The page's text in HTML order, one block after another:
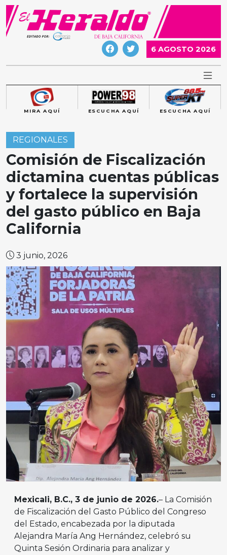
Skip
content
6 AGOSTO 2026
MIRA AQUÍ ESCUCHA AQUÍ ESCUCHA AQUÍ
REGIONALES
Comisión de Fiscalización
dictamina cuentas públicas
y fortalece la supervisión
del gasto público en Baja
California
3 junio, 2026
Mexicali, B.C., 3 de junio de 2026.– La Comisión
de Fiscalización del Gasto Público del Congreso
del Estado, encabezada por la diputada
Alejandra María Ang Hernández, celebró su
Quinta Sesión Ordinaria para analizar y